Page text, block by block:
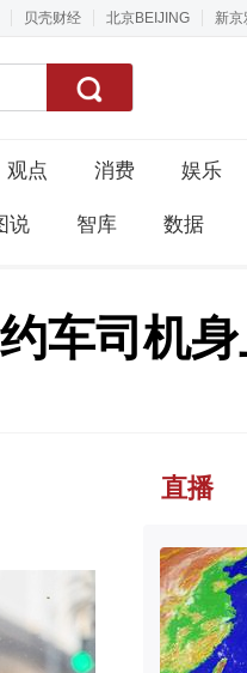
贝壳财经 北京BEIJING 新京
观点 消费 娱乐
说 智库 数据
车司机
直播